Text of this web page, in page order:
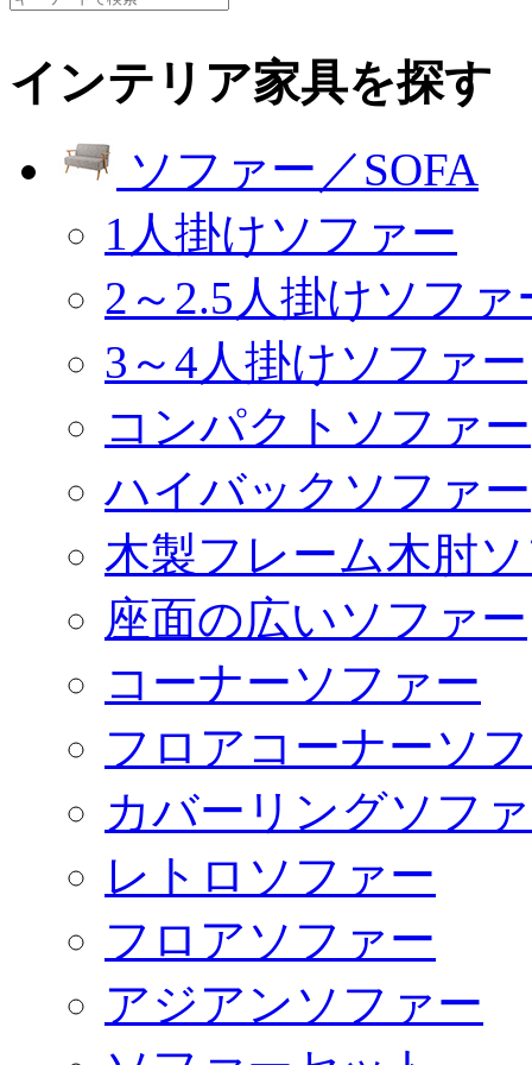
インテリア家具を探す
ソファー／SOFA
1人掛けソファー
2～2.5人掛けソファ
3～4人掛けソファー
コンパクトソファー
ハイバックソファー
木製フレーム木肘
座面の広いソファー
コーナーソファー
フロアコーナーソ
カバーリングソフ
レトロソファー
フロアソファー
アジアンソファー